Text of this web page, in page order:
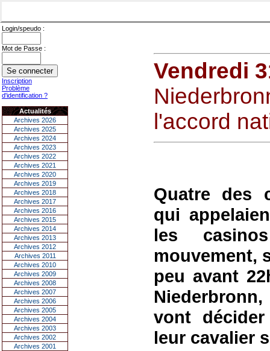
Login/speudo :
Mot de Passe :
Inscription
Problème
d'identification ?
Actualités
Archives 2026
Archives 2025
Archives 2024
Archives 2023
Archives 2022
Archives 2021
Archives 2020
Archives 2019
Archives 2018
Archives 2017
Archives 2016
Archives 2015
Archives 2014
Archives 2013
Archives 2012
Archives 2011
Archives 2010
Archives 2009
Archives 2008
Archives 2007
Archives 2006
Archives 2005
Archives 2004
Archives 2003
Archives 2002
Archives 2001
Vendredi
l'accord
Quatre des
qui
les
mouvement,
peu avant
vont
leur cavalier